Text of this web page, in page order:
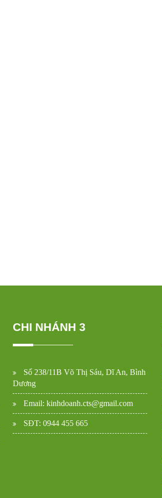
CHI NHÁNH 3
Số 238/11B Võ Thị Sáu, Dĩ An, Bình
Dương
Email: kinhdoanh.cts@gmail.com
SĐT: 0944 455 665